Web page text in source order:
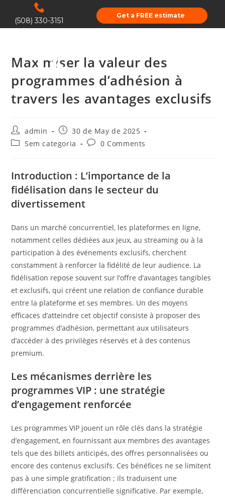
(508) 330-3151
Get a FREE estimate
Maximiser la valeur des
programmes d’adhésion à
travers les avantages exclusifs
admin
30 de May de 2025
Sem categoria
0 Comments
Introduction : L’importance de la
fidélisation dans le secteur du
divertissement
Dans un marché concurrentiel, les plateformes en ligne,
notamment celles dédiées aux jeux, au streaming ou à la
participation à des événements exclusifs, cherchent
constamment à renforcer la fidélité de leur audience. La
fidélisation repose souvent sur l’offre d’avantages tangibles
et exclusifs, qui créent une relation de confiance durable
entre la plateforme et ses membres. Un des moyens
efficaces d’atteindre cet objectif consiste à proposer des
programmes d’adhésion, permettant aux utilisateurs
d’accéder à des privilèges réservés et à des contenus
premium.
Les mécanismes derrière les
programmes VIP : une stratégie
d’engagement renforcée
Les programmes VIP jouent un rôle clés dans la stratégie
d’engagement, en fournissant aux membres des avantages
tels que des billets anticipés, des offres personnalisées ou
encore des contenus exclusifs. Ces bénéfices ne se limitent
pas à une simple gratification ; ils traduisent une
différenciation concurrentielle significative. Par exemple,